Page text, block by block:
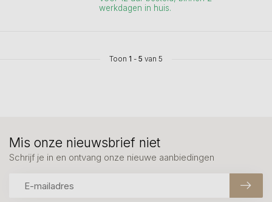
werkdagen in huis.
Toon 1 - 5 van 5
Mis onze nieuwsbrief niet
Schrijf je in en ontvang onze nieuwe aanbiedingen